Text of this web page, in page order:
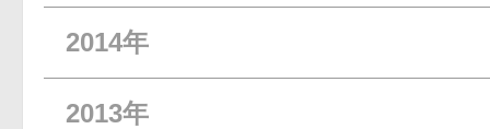
2014年
2013年